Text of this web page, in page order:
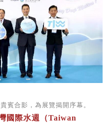
賓合影，為展覽揭開序幕。
國際水週（Taiwan